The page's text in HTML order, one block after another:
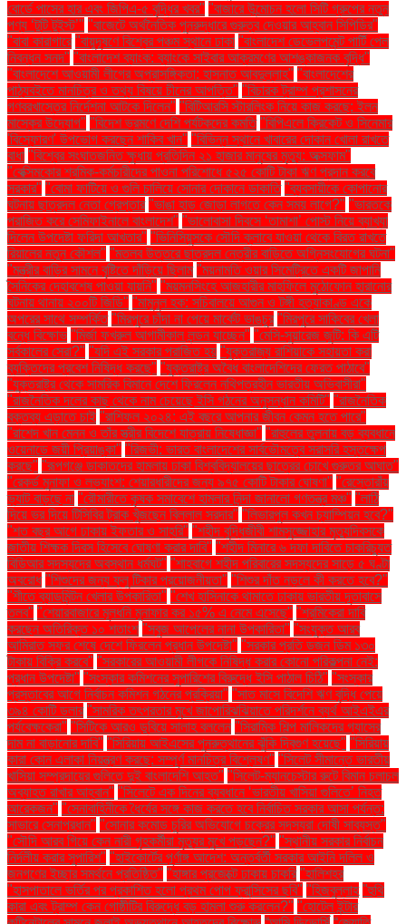
বোর্ডে পাসের হার এবং জিপিএ-৫ বৃদ্ধির খবর" "বাজারে উন্মোচন হলো সিটি গ্রুপের নতুন
পণ্য ‘টুটি টুইস্ট’" "বাজেটে অর্থনৈতিক পুনরুদ্ধারে গুরুত্ব দেওয়ার আহ্বান সিপিডির"
"বাবা কারাগারে "বায়ুদূষণে বিশ্বের পঞ্চম স্থানে ঢাকা "বাংলাদেশ ডেভেলপমেন্ট পার্টি পেল
নিবন্ধন সনদ" "বাংলাদেশ ব্যাংক: ব্যাংকে সাইবার আক্রমণের আশঙ্কাজনক বৃদ্ধি"
"বাংলাদেশে আওয়ামী লীগের অপ্রাসঙ্গিকতা: হাসনাত আবদুল্লাহ" "বাংলাদেশের
পাঠ্যবইতে মানচিত্র ও তথ্য বিষয়ে চীনের আপত্তি" "বিচারক ট্রাম্প প্রশাসনের
গণবরখাস্তের নির্দেশনা আটকে দিলেন" "বিটিআরসি স্টারলিংক নিয়ে কাজ করছে: ইলন
মাস্কের উদ্যোগ" "বিদেশ ভ্রমণে দেশি পর্যটকদের কমতি "বিপিএলে ক্রিকেট ও সিনেমার
'বিস্ফোরণ' উপভোগ করছেন শাকিব খান" "বিভিন্ন স্থানে খাবারের দোকান খোলা রাখতে
বাধা "বিশ্বের সংঘাতজনিত ক্ষুধায় প্রতিদিন ২১ হাজার মানুষের মৃত্যু: অক্সফাম"
"বেক্সিমকোর শ্রমিক-কর্মচারীদের পাওনা পরিশোধে ৫২৫ কোটি টাকা ঋণ প্রদান করবে
সরকার" "বোমা ফাটিয়ে ও গুলি চালিয়ে সোনার দোকানে ডাকাতি "ব্যবসায়ীকে কোপানোর
ঘটনায় ছাত্রদল নেতা গ্রেপ্তার "ভাঙা হাড় জোড়া লাগতে কেন সময় লাগে?" "ভারতকে
পরাজিত করে সেমিফাইনালে বাংলাদেশ" "ভালোবাসা দিবসে ‘তামাশা’ পোস্ট নিয়ে ব্যাখ্যা
দিলেন উপদেষ্টা ফরিদা আখতার" "ভিনিসিয়ুসকে সৌদি ক্লাবে যাওয়া থেকে বিরত রাখতে
রিয়ালের নতুন কৌশল" "মতলব উত্তরে ছাত্রদল নেত্রীর বাড়িতে অগ্নিসংযোগের ঘটনা"
"মন্ত্রীর বাড়ির সামনে বৃষ্টিতে দাঁড়িয়ে ছিলাম "ময়নামতি ওয়ার সিমেট্রিতে একটি জাপানি
সৈনিকের দেহাবশেষ পাওয়া যায়নি" "ময়মনসিংহে আজহারীর মাহফিলে মুঠোফোন হারানোর
ঘটনায় থানায় ২০০টি জিডি" "মামুনুল হক: সচিবালয়ে আগুন ও টঙ্গী হত্যাকাণ্ড একে
অপরের সাথে সম্পর্কিত "মিরপুরে চাঁদা না পেয়ে মার্কেট ভাঙচুর "মিরপুরে সাকিবের খেলা
বন্ধে বিক্ষোভ "মির্জা ফখরুল আগামীকাল লন্ডন যাচ্ছেন" "মেসি-সুয়ারেজ জুটি: কি এটি
সর্বকালের সেরা?" "যদি এই সরকার পরাজিত হয় "যুক্তরাজ্য রাশিয়াকে সহায়তা করা
ব্যক্তিদের প্রবেশ নিষিদ্ধ করছে" "যুক্তরাষ্ট্র অবৈধ বাংলাদেশিদের ফেরত পাঠাবে"
"যুক্তরাষ্ট্র থেকে সামরিক বিমানে দেশে ফিরলেন নথিপত্রহীন ভারতীয় অভিবাসীরা"
"রাজনৈতিক দলের কাছ থেকে নাম চেয়েছে ইসি গঠনের অনুসন্ধান কমিটি" "রাজনৈতিক
বক্তব্য এড়াতে চাই "রাশিফল ২০২৪: এই বছরে আপনার জীবন কেমন হতে পারে"
"রাশেদ খান মেনন ও তাঁর স্ত্রীর বিদেশে যাত্রায় নিষেধাজ্ঞা" "রাহুলের তুলনায় বড় ব্যবধানে
ওয়েনাডে জয়ী প্রিয়াঙ্কা" "রিজভী: ভারত বাংলাদেশের সার্বভৌমত্বে সরাসরি হস্তক্ষেপ
করছে" "রূপগঞ্জে ডাকাতদের হামলায় ঢাকা বিশ্ববিদ্যালয়ের ছাত্রের চোখে গুরুতর আঘাত"
"রেকর্ড মুনাফা ও লভ্যাংশ: শেয়ারধারীদের জন্য ৯৭৫ কোটি টাকার ঘোষণা" "রেস্তোরাঁয়
ভ্যাট বাড়ছে না "রৌমারীতে কৃষক সমাবেশে হামলার নিন্দা জানালো গণতন্ত্র মঞ্চ" "লাঠি
দিয়ে ভর দিয়ে টিসিবির ট্রাক খুঁজছেন বিল্লাল সরদার" "লিভারপুল কখন চ্যাম্পিয়ন হবে?"
"শত বছর আগে ঢাকায় ইফতার ও সাহ্‌রি" "শহীদ বুদ্ধিজীবী শামসুজ্জোহার মৃত্যুদিবসকে
জাতীয় শিক্ষক দিবস হিসেবে ঘোষণা করার দাবি" "শহীদ মিনারে ৬ দফা দাবিতে চাকরিচ্যুত
বিডিআর সদস্যদের অবস্থান ধর্মঘট" "শাহবাগে শহীদ পরিবারের সদস্যদের সাড়ে ৫ ঘণ্টা
অবরোধ "শিশুদের জন্য ফ্লু টিকার প্রয়োজনীয়তা" "শিশুর দাঁত নড়লে কী করতে হবে?"
"শীতে ব্যাডমিন্টন খেলার উপকারিতা" "শেখ হাসিনাকে থামাতে ঢাকায় ভারতীয় দূতাবাসে
তলব" "শেয়ারবাজারে মূলধনি মুনাফার কর ১৫% এ নেমে এসেছে" "শ্রমিকেরা দাবি
করছেন অতিরিক্ত ১০ শতাংশ "সবুজ আপেলের নানা উপকারিতা" "সংযুক্ত আরব
আমিরাত সফর শেষে দেশে ফিরলেন প্রধান উপদেষ্টা" "সরকার প্রতি ডজন ডিম ১৩০
টাকায় বিক্রি করবে" "সরকারের আওয়ামী লীগকে নিষিদ্ধ করার কোনো পরিকল্পনা নেই:
প্রধান উপদেষ্টা" "সংস্কার কমিশনের সুপারিশের বিরুদ্ধে ইসি পাঠাল চিঠি" "সংস্কার
প্রস্তাবের আগে নির্বাচন কমিশন গঠনের প্রক্রিয়া" "সাত মাসে বিদেশি ঋণ বৃদ্ধি পেয়ে
৩৯৪ কোটি ডলার "সামরিক তৎপরতার মুখে জাপোরিঝঝিয়াতে পরিদর্শনে ব্যর্থ আইএইএর
পর্যবেক্ষকেরা" "সিটিকে আরও ডুবিয়ে সালাহ বললেন "সিরামিক শিল্প মালিকদের গ্যাসের
দাম না বাড়ানোর দাবি" "সিরিয়ায় আইএসের পুনরুত্থানের ঝুঁকি দ্বিগুণ হয়েছে" "সিরিয়ায়
কারা কোন এলাকা নিয়ন্ত্রণ করছে: সম্পূর্ণ মানচিত্র বিশ্লেষণ" "সিলেট সীমান্তে ভারতীয়
খাসিয়া সম্প্রদায়ের গুলিতে দুই বাংলাদেশি আহত" "সিলেট-ম্যানচেস্টার রুটে বিমান চলাচল
অব্যাহত রাখার আহ্বান" "সিলেটে এক দিনের ব্যবধানে ‘ভারতীয় খাসিয়া গু‌লিতে’ নিহত
আরেকজন" "সেনাবাহিনীকে ধৈর্যের সঙ্গে কাজ করতে হবে নির্বাচিত সরকার আসা পর্যন্ত:
সাভারে সেনাপ্রধান" "সোনার কমোড চুরির অভিযোগে চক্রের সদস্যরা দোষী সাব্যস্ত"
"সৌদি আরব গিয়ে কেন নারী গৃহকর্মীরা মৃত্যুর মুখে পড়ছেন?" "স্থানীয় সরকার নির্বাচন
নির্দলীয় করার সুপারিশ" "হাইকোর্টের পূর্ণাঙ্গ আদেশ: অন্তর্বর্তী সরকার আইনি দলিল ও
জনগণের ইচ্ছার সমর্থনে প্রতিষ্ঠিত" "হাঙ্গার প্রজেক্টে ঢাকায় চাকরি "হালিশহর
"হাসপাতালে ভর্তির পর প্রকাশিত হলো প্রথম পোপ ফ্রান্সিসের ছবি" "হিজবুল্লাহ "হুথি
কারা এবং ট্রাম্প কেন গোষ্ঠীটির বিরুদ্ধে বড় হামলা শুরু করলেন?" "হোটেল ইন্টার